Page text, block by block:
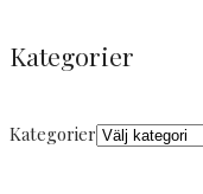
Kategorier
Kategorier